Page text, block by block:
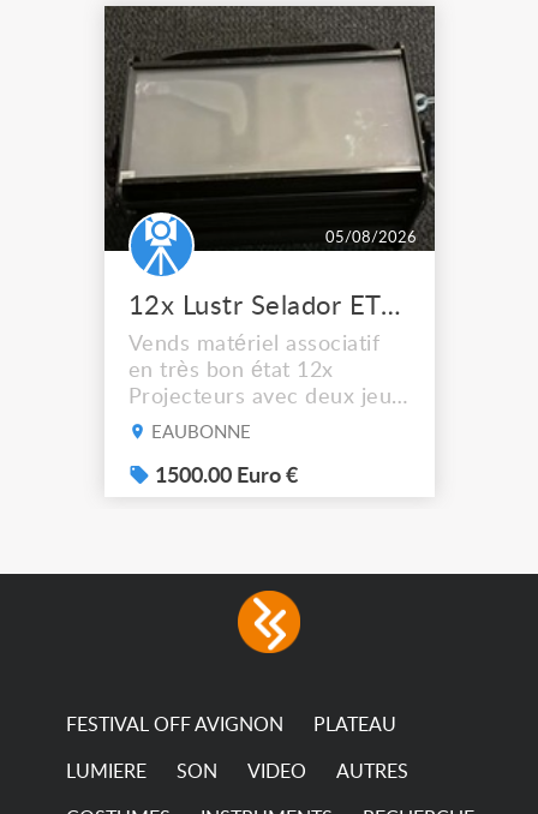
05/08/2026
12x Lustr Selador ETC Led 7x colors filtres
Vends matériel associatif
en très bon état 12x
Projecteurs avec deux jeux
de filtre filtre Lustr Selador
system – seven colour
LEDs providing the
with low power
consumption The
EAUBONNE
1500.00 Euro €
FESTIVAL OFF AVIGNON PLATEAU
LUMIERE SON VIDEO AUTRES